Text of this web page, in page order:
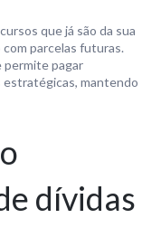
que já são da sua
parcelas futuras.
permite pagar
mantendo
dívidas